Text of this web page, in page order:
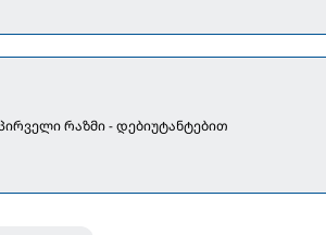
რაზმი - დებიუტანტებით